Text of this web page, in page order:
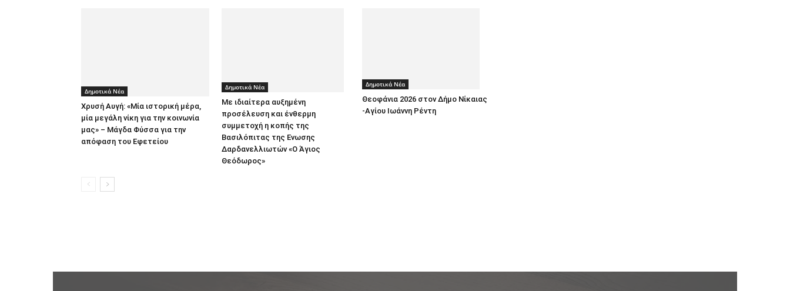
Δημοτικά Νέα
Χρυσή Αυγή: «Μία ιστορική μέρα,
μία μεγάλη νίκη για την κοινωνία
μας» – Μάγδα Φύσσα για την
απόφαση του Εφετείου
Δημοτικά Νέα
Με ιδιαίτερα αυξημένη
προσέλευση και ένθερμη
συμμετοχή η κοπής της
Βασιλόπιτας της Ενωσης
Δαρδανελλιωτών «Ο Άγιος
Θεόδωρος»
Δημοτικά Νέα
Θεοφάνια 2026 στον Δήμο Νίκαιας
-Αγίου Ιωάννη Ρέντη